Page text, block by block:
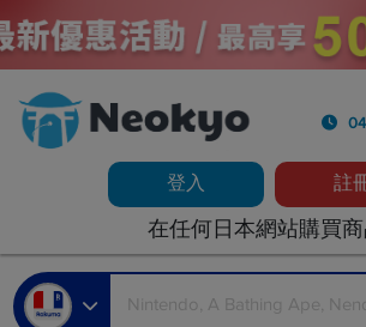
登入 註
在任何日本網站購買